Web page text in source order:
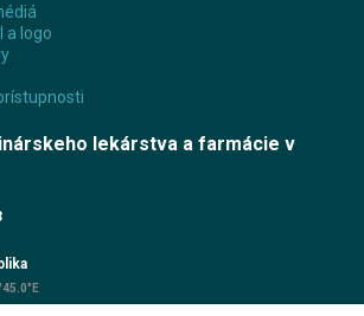
a logo
lekárstva a farmácie v